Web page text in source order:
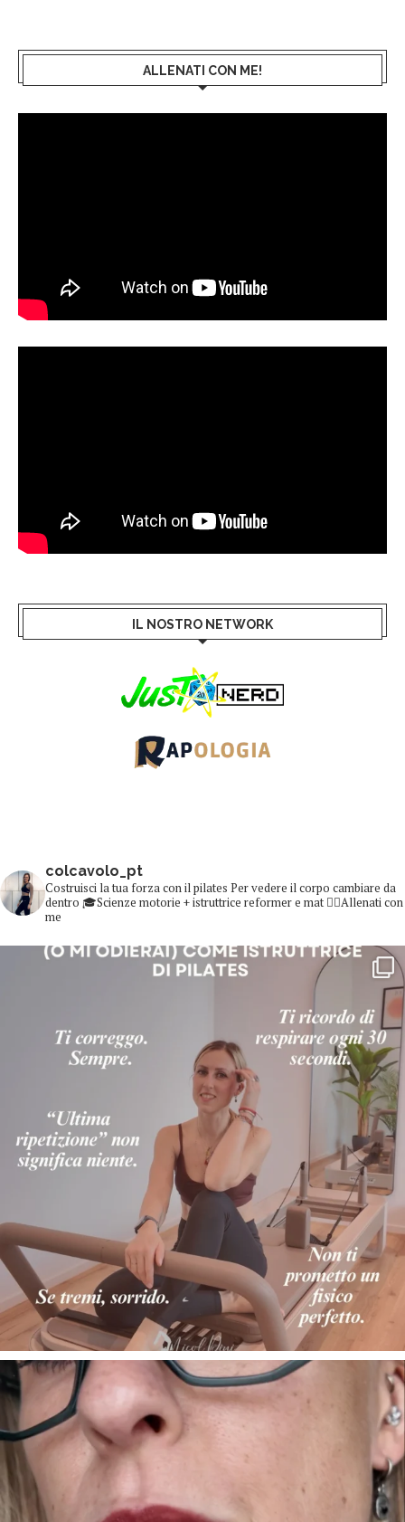
ALLENATI CON ME!
IL NOSTRO NETWORK
colcavolo_pt
Costruisci la tua forza con il pilates Per vedere il corpo cambiare da
dentro 🎓Scienze motorie + istruttrice reformer e mat 👇🏻Allenati con
me